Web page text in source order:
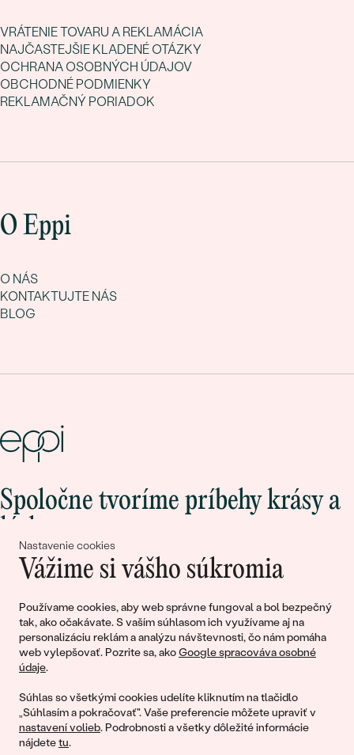
Nastavenie cookies
Vážime si vášho súkromia
Používame cookies, aby web správne fungoval a bol bezpečný
tak, ako očakávate. S vaším súhlasom ich využívame aj na
personalizáciu reklám a analýzu návštevnosti, čo nám pomáha
web vylepšovať. Pozrite sa, akoGoogle spracováva osobné
údaje.
Súhlas so všetkými cookies udelíte kliknutím na tlačidlo
„Súhlasím a pokračovať". Vaše preferencie môžete upraviť v
nastavení volieb. Podrobnosti a všetky dôležité informácie
nájdetetu.
VRÁTENIE TOVARU A REKLAMÁCIA
NAJČASTEJŠIE KLADENÉ OTÁZKY
OCHRANA OSOBNÝCH ÚDAJOV
OBCHODNÉ PODMIENKY
REKLAMAČNÝ PORIADOK
O Eppi
O NÁS
KONTAKTUJTE NÁS
BLOG
Spoločne tvoríme príbehy krásy a
Pripojte sa k nám!
© 2011 - 2026, Eppi.sk